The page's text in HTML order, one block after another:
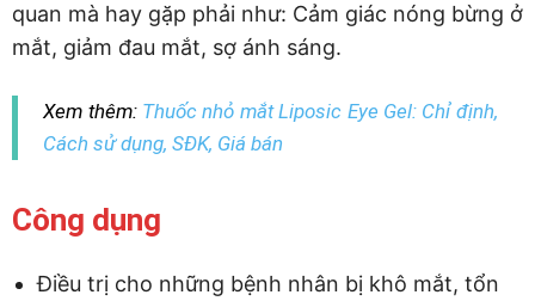
quan mà hay gặp phải như: Cảm giác nóng bừng ở
mắt, giảm đau mắt, sợ ánh sáng.
Xem thêm: Thuốc nhỏ mắt Liposic Eye Gel: Chỉ định,
Cách sử dụng, SĐK, Giá bán
Công dụng
Điều trị cho những bệnh nhân bị khô mắt, tổn